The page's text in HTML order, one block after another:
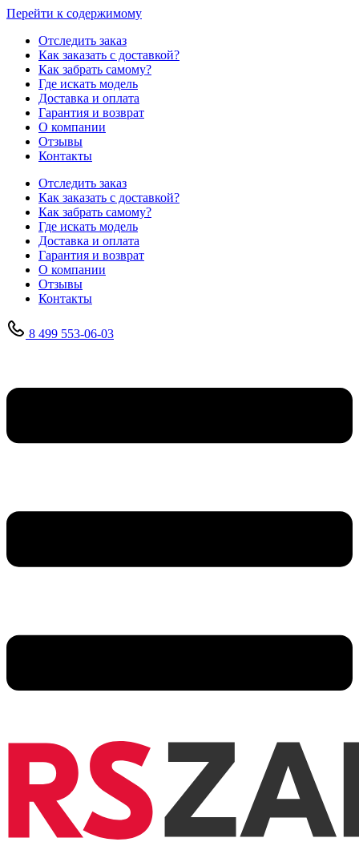
Перейти к содержимому
Отследить заказ
Как заказать с доставкой?
Как забрать самому?
Где искать модель
Доставка и оплата
Гарантия и возврат
О компании
Отзывы
Контакты
Отследить заказ
Как заказать с доставкой?
Как забрать самому?
Где искать модель
Доставка и оплата
Гарантия и возврат
О компании
Отзывы
Контакты
8 499 553-06-03